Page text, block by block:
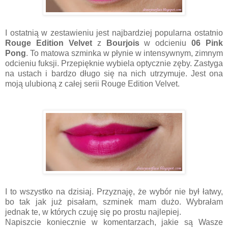
I ostatnią w zestawieniu jest najbardziej popularna ostatnio
Rouge Edition Velvetz Bourjoisw odcieniu06 Pink
Pong. To matowa szminka w płynie w intensywnym, zimnym
odcieniu fuksji. Przepięknie wybiela optycznie zęby. Zastyga
na ustach i bardzo długo się na nich utrzymuje. Jest ona
moją ulubioną z całej serii Rouge Edition Velvet.
I to wszystko na dzisiaj. Przyznaję, że wybór nie był łatwy,
bo tak jak już pisałam, szminek mam dużo. Wybrałam
jednak te, w których czuję się po prostu najlepiej.
Napiszcie koniecznie w komentarzach, jakie są Wasze